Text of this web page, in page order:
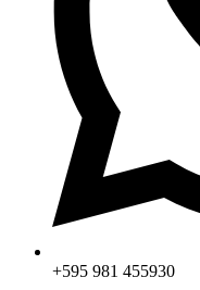
+595 981 455930